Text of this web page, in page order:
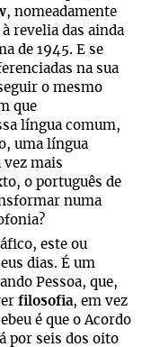
, nomeadamente
revelia das ainda
de 1945. E se
na sua
o mesmo
que
língua comum,
uma língua
vez mais
o português de
numa
este ou
dias. É um
Pessoa, que,
filosofia, em vez
é que o Acordo
por seis dos oito